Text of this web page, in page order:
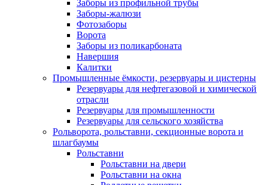
Заборы из профильной трубы
Заборы-жалюзи
Фотозаборы
Ворота
Заборы из поликарбоната
Навершия
Калитки
Промышленные ёмкости, резервуары и цистерны
Резервуары для нефтегазовой и химической
отрасли
Резервуары для промышленности
Резервуары для сельского хозяйства
Рольворота, рольставни, секционные ворота и
шлагбаумы
Рольставни
Рольставни на двери
Рольставни на окна